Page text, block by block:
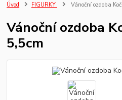
Úvod FIGURKY Vánoční ozdoba
Vánoční ozdoba
5,5cm